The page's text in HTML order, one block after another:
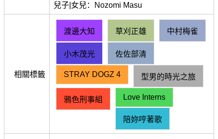
兒子|女兒：Nozomi Masu
相關標籤
渡邊大知 草刈正雄 中村梅雀
小木茂光 佐佐部清
STRAY DOGZ 4 型男的時光之旅
鴉色刑事組 Love Interns
陪妳哼著歌